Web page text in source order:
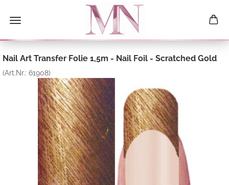
Nail Art Transfer Folie 1,5m - Nail Foil - Scratched Gold
(Art.Nr.: 61908)